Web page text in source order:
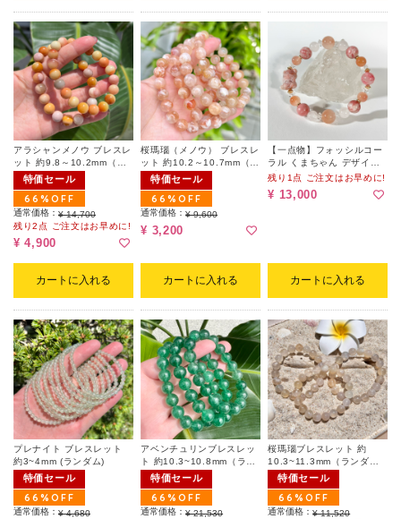
アラシャンメノウ ブレスレ
ット 約9.8～10.2mm（ラ
ンダム）
特価セール
66%OFF
通常価格： ¥ 14,700
残り2点 ご注文はお早めに!
¥ 4,900
カートに入れる
桜瑪瑙（メノウ） ブレスレ
ット 約10.2～10.7mm（ラ
ンダム｜天然ヘコミ有）
特価セール
66%OFF
通常価格：¥ 9,600
¥ 3,200
カートに入れる
【一点物】フォッシルコー
ラル くまちゃん デザイン
ブレスレット 001（ポーチ
付）
残り1点 ご注文はお早めに!
¥ 13,000
カートに入れる
プレナイト ブレスレット
約3~4mm (ランダム)
特価セール
66%OFF
通常価格： ¥ 4,680
アベンチュリンブレスレッ
ト 約10.3~10.8mm（ラン
ダム）
特価セール
66%OFF
通常価格：¥ 21,530
桜瑪瑙ブレスレット 約
10.3~11.3mm（ランダ
ム）
特価セール
66%OFF
通常価格：¥ 11,520